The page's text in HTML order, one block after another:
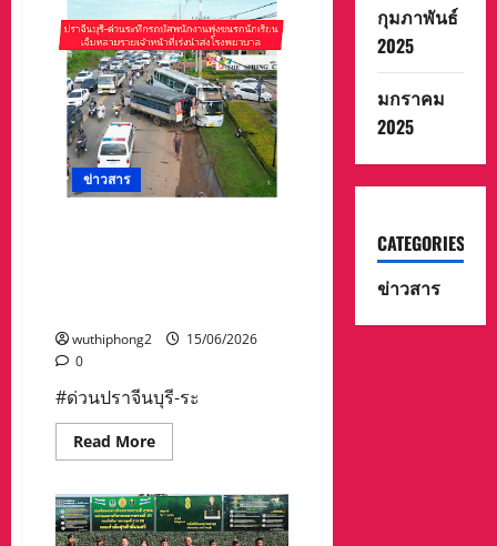
รถ
บัส
พนักงาน
พุ่ง
ชน
รถ
นักเรียน
เจ็บ
หลาย
ราย
เจ้า
หน้าที่
เร่ง
ข่าวสาร
wuthiphong2
15/06/2026
0
#ด่วนปราจีนบุรี-ระ
Read MoreRead
more
ปราจีนบุรี-
ระทึก
รถ
กุมภาพันธ์
2025
มกราคม
2025
CATEGORIES
ข่าวสาร